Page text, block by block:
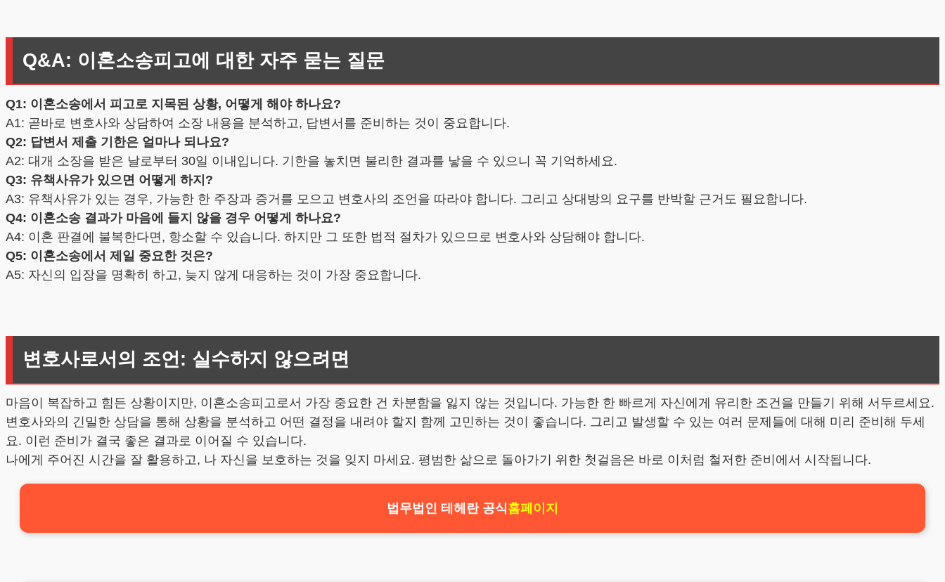
Q&A: 이혼소송피고에 대한 자주 묻는 질문
Q1: 이혼소송에서 피고로 지목된 상황, 어떻게 해야 하나요?
A1: 곧바로 변호사와 상담하여 소장 내용을 분석하고, 답변서를 준비하는 것이 중요합니다.
Q2: 답변서 제출 기한은 얼마나 되나요?
A2: 대개 소장을 받은 날로부터 30일 이내입니다. 기한을 놓치면 불리한 결과를 낳을 수 있으니 꼭 기억하세요.
Q3: 유책사유가 있으면 어떻게 하지?
A3: 유책사유가 있는 경우, 가능한 한 주장과 증거를 모으고 변호사의 조언을 따라야 합니다. 그리고 상대방의 요구를 반박할 근거도 필요합니다.
Q4: 이혼소송 결과가 마음에 들지 않을 경우 어떻게 하나요?
A4: 이혼 판결에 불복한다면, 항소할 수 있습니다. 하지만 그 또한 법적 절차가 있으므로 변호사와 상담해야 합니다.
Q5: 이혼소송에서 제일 중요한 것은?
A5: 자신의 입장을 명확히 하고, 늦지 않게 대응하는 것이 가장 중요합니다.
변호사로서의 조언: 실수하지 않으려면
마음이 복잡하고 힘든 상황이지만, 이혼소송피고로서 가장 중요한 건 차분함을 잃지 않는 것입니다. 가능한 한 빠르게 자신에게 유리한 조건을 만들기 위해 서두르세요.
변호사와의 긴밀한 상담을 통해 상황을 분석하고 어떤 결정을 내려야 할지 함께 고민하는 것이 좋습니다. 그리고 발생할 수 있는 여러 문제들에 대해 미리 준비해 두세
요. 이런 준비가 결국 좋은 결과로 이어질 수 있습니다.
나에게 주어진 시간을 잘 활용하고, 나 자신을 보호하는 것을 잊지 마세요. 평범한 삶으로 돌아가기 위한 첫걸음은 바로 이처럼 철저한 준비에서 시작됩니다.
법무법인 테헤란 공식홈페이지